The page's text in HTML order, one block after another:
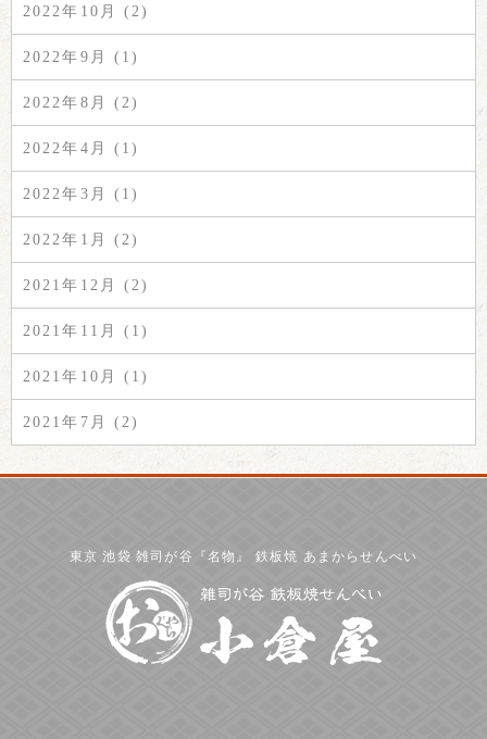
2022年10月 (2)
2022年9月 (1)
2022年8月 (2)
2022年4月 (1)
2022年3月 (1)
2022年1月 (2)
2021年12月 (2)
2021年11月 (1)
2021年10月 (1)
2021年7月 (2)
東京 池袋 雑司が谷『名物』 鉄板焼 あまからせんべい